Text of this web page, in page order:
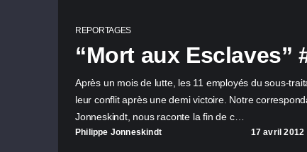
REPORTAGES
“Mort aux Esclaves”
Après un mois de lutte, les 11 employés du sous-
leur conflit après une demi victoire. Notre
Jonneskindt, nous raconte la fin de c…
Philippe Jonneskindt 17 avril 2012